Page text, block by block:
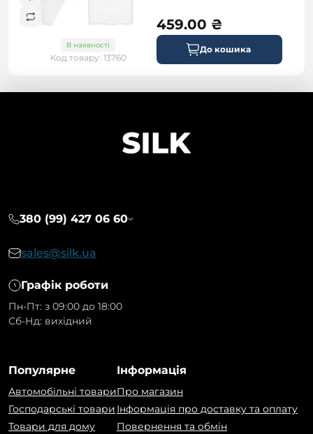
В наявності
Код товару: 13760
459.00 ₴
До кошика
380 (99) 427 06 60
sales@silk.ua
Графік роботи
Пн-Пт: з 09:00 до 18:00
Сб-Нд: вихідний
Популярне
Автомобільні товари
Господарські товари
Товари для дому
Інформація
Про магазин
Інформація про доставку та оплату
Повернення та обмін